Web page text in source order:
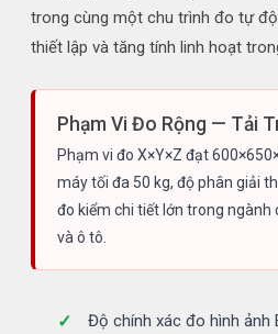
trong cùng một chu trình đo tự
thiết lập và tăng tính linh hoạt
Phạm Vi Đo Rộng — Tải
Phạm vi đo X×Y×Z đạt
máy tối đa 50 kg, độ phân giải
đo kiểm chi tiết lớn trong ngành
và ô tô.
Độ chính xác đo hình ảnh